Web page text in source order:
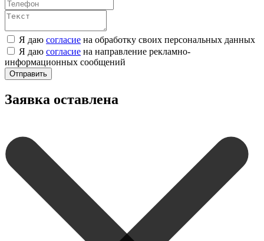
Я даю согласие на обработку своих персональных данных
Я даю согласие на направление рекламно-
информационных сообщений
Отправить
Заявка оставлена